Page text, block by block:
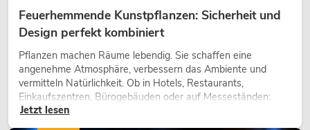
Feuerhemmende Kunstpflanzen: Sicherheit und
Design perfekt kombiniert
Pflanzen machen Räume lebendig. Sie schaffen eine
angenehme Atmosphäre, verbessern das Ambiente und
vermitteln Natürlichkeit. Ob in Hotels, Restaurants,
Einkaufszentren, Bürogebäuden oder auf Messeständen:
eine hochwertige Begrünung gehört heute längst zum
Jetzt lesen